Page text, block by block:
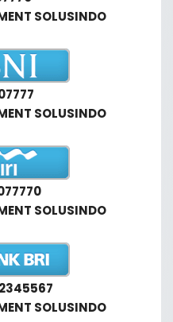
SOLUSINDO
SOLUSINDO
SOLUSINDO
SOLUSINDO